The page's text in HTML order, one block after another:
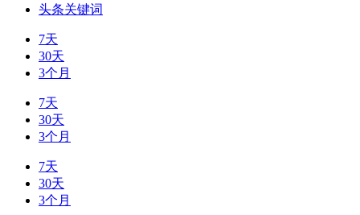
头条关键词
7天
30天
3个月
7天
30天
3个月
7天
30天
3个月